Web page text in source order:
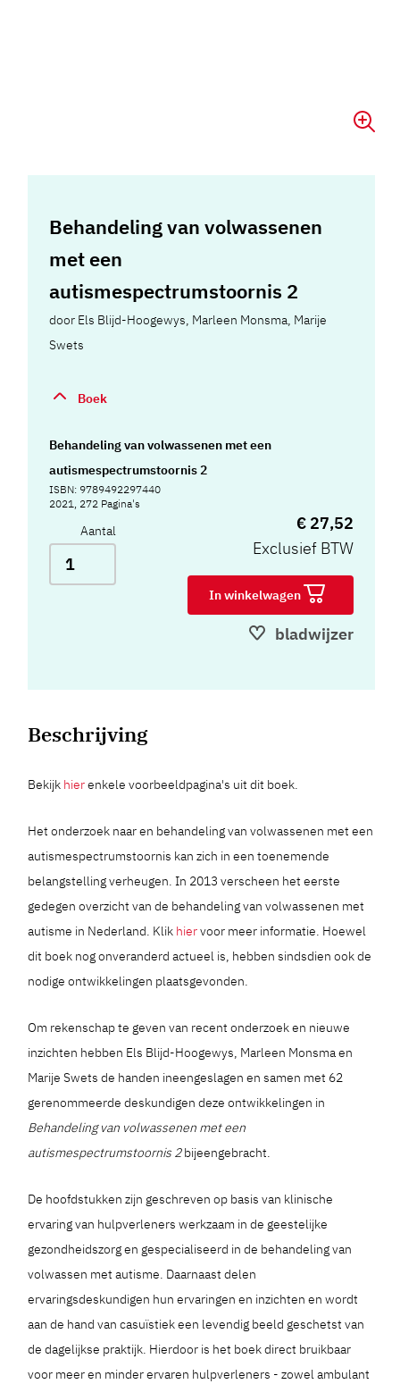
Behandeling van volwassenen
met een
autismespectrumstoornis 2
door Els Blijd-Hoogewys, Marleen Monsma, Marije
Swets
Boek
Behandeling van volwassenen met een
autismespectrumstoornis 2
ISBN: 9789492297440
2021, 272 Pagina's
Aantal
€ 27,52
Exclusief BTW
In winkelwagen
bladwijzer
Beschrijving
Bekijk hierenkele voorbeeldpagina's uit dit boek.
Het onderzoek naar en behandeling van volwassenen met een
autismespectrumstoornis kan zich in een toenemende
belangstelling verheugen. In 2013 verscheen het eerste
gedegen overzicht van de behandeling van volwassenen met
autisme in Nederland. Klik hiervoor meer informatie. Hoewel
dit boek nog onveranderd actueel is, hebben sindsdien ook de
nodige ontwikkelingen plaatsgevonden.
Om rekenschap te geven van recent onderzoek en nieuwe
inzichten hebben Els Blijd-Hoogewys, Marleen Monsma en
Marije Swets de handen ineengeslagen en samen met 62
gerenommeerde deskundigen deze ontwikkelingen in
Behandeling van volwassenen met een
autismespectrumstoornis 2bijeengebracht.
De hoofdstukken zijn geschreven op basis van klinische
ervaring van hulpverleners werkzaam in de geestelijke
gezondheidszorg en gespecialiseerd in de behandeling van
volwassen met autisme. Daarnaast delen
ervaringsdeskundigen hun ervaringen en inzichten en wordt
aan de hand van casuïstiek een levendig beeld geschetst van
de dagelijkse praktijk. Hierdoor is het boek direct bruikbaar
voor meer en minder ervaren hulpverleners - zowel ambulant